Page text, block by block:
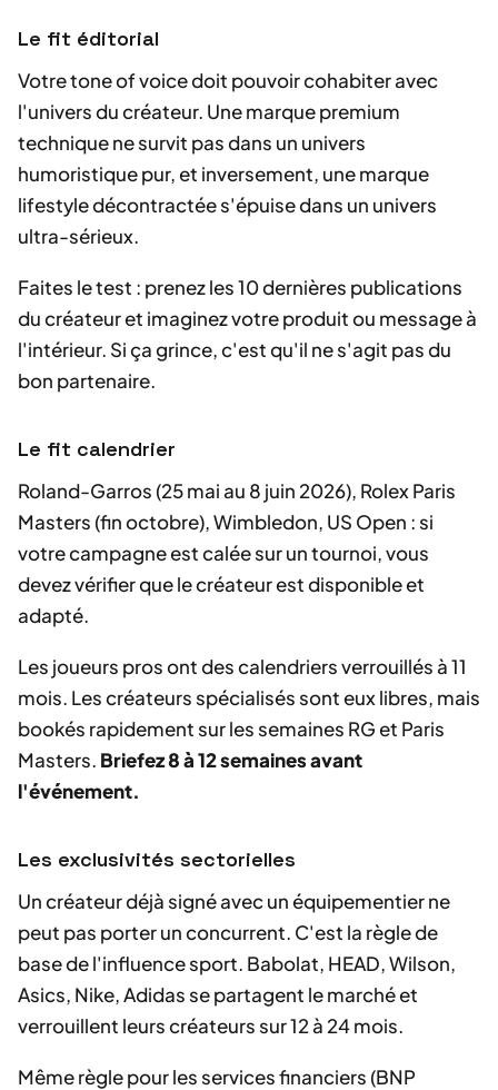
Le fit éditorial
Votre tone of voice doit pouvoir cohabiter avec
l'univers du créateur. Une marque premium
technique ne survit pas dans un univers
humoristique pur, et inversement, une marque
lifestyle décontractée s'épuise dans un univers
ultra-sérieux.
Faites le test : prenez les 10 dernières publications
du créateur et imaginez votre produit ou message à
l'intérieur. Si ça grince, c'est qu'il ne s'agit pas du
bon partenaire.
Le fit calendrier
Roland-Garros (25 mai au 8 juin 2026), Rolex Paris
Masters (fin octobre), Wimbledon, US Open : si
votre campagne est calée sur un tournoi, vous
devez vérifier que le créateur est disponible et
adapté.
Les joueurs pros ont des calendriers verrouillés à 11
mois. Les créateurs spécialisés sont eux libres, mais
bookés rapidement sur les semaines RG et Paris
Masters. Briefez 8 à 12 semaines avant
l'événement.
Les exclusivités sectorielles
Un créateur déjà signé avec un équipementier ne
peut pas porter un concurrent. C'est la règle de
base de l'influence sport. Babolat, HEAD, Wilson,
Asics, Nike, Adidas se partagent le marché et
verrouillent leurs créateurs sur 12 à 24 mois.
Même règle pour les services financiers (BNP